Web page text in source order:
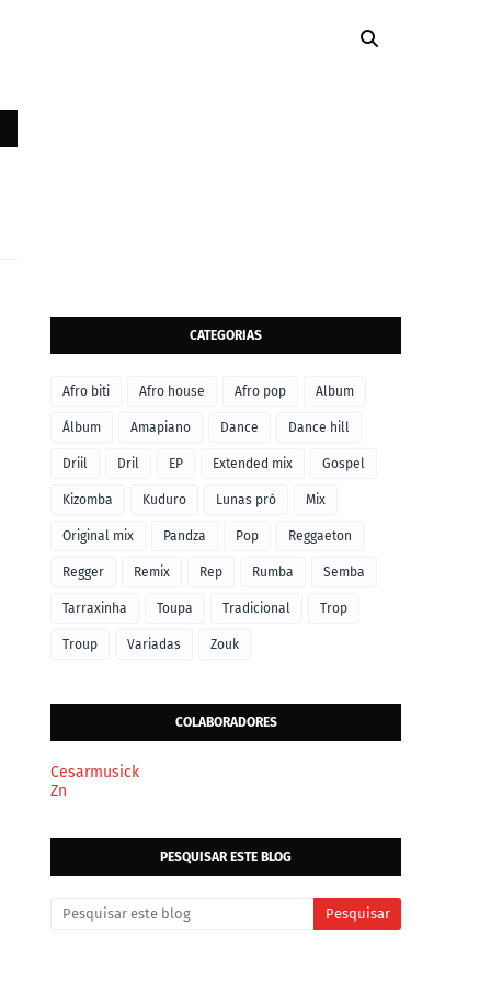
CATEGORIAS
Afro biti Afro house Afro pop Album
Álbum Amapiano Dance Dance hill
Driil Dril EP Extended mix Gospel
Kizomba Kuduro Lunas pró Mix
Original mix Pandza Pop Reggaeton
Regger Remix Rep Rumba Semba
Tarraxinha Toupa Tradicional Trop
Troup Variadas Zouk
COLABORADORES
Cesarmusick
Zn
PESQUISAR ESTE BLOG